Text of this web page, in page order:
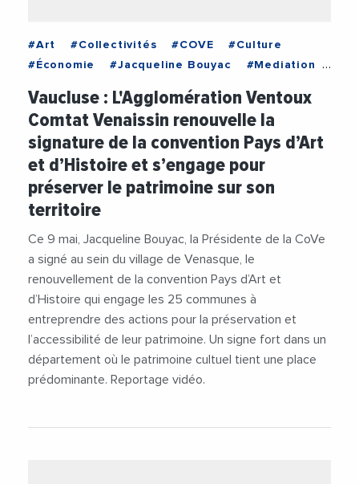
#Art #Collectivités #COVE
#Culture
#Économie
#Jacqueline Bouyac
#Mediation
#Social
#Tourisme #Urbanisme #Vidéos
Vaucluse : L'Agglomération Ventoux
Comtat Venaissin renouvelle la
signature de la convention Pays d’Art
et d’Histoire et s’engage pour
préserver le patrimoine sur son
territoire
Ce 9 mai, Jacqueline Bouyac, la Présidente de la CoVe
a signé au sein du village de Venasque, le
renouvellement de la convention Pays d’Art et
d’Histoire qui engage les 25 communes à
entreprendre des actions pour la préservation et
l’accessibilité de leur patrimoine. Un signe fort dans un
département où le patrimoine cultuel tient une place
prédominante. Reportage vidéo.